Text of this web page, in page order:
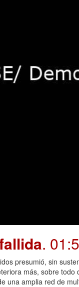
.
presumió, sin
más, sobre todo
una amplia red de